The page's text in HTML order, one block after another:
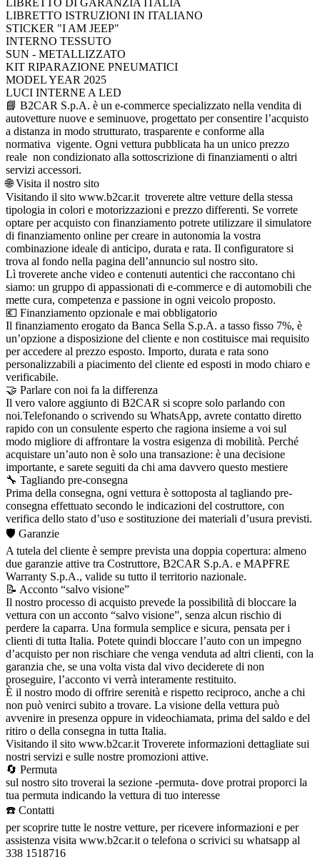
LIBRETTO ISTRUZIONI IN ITALIANO
STICKER "I AM JEEP"
INTERNO TESSUTO
SUN - METALLIZZATO
KIT RIPARAZIONE PNEUMATICI
MODEL YEAR 2025
LUCI INTERNE A LED
📘 B2CAR S.p.A. è un e-commerce specializzato nella vendita di
autovetture nuove e seminuove, progettato per consentire l’acquisto
a distanza in modo strutturato, trasparente e conforme alla
normativa vigente. Ogni vettura pubblicata ha un unico prezzo
reale non condizionato alla sottoscrizione di finanziamenti o altri
servizi accessori.
🌐 Visita il nostro sito
Visitando il sito www.b2car.it troverete altre vetture della stessa
tipologia in colori e motorizzazioni e prezzo differenti. Se vorrete
optare per acquisto con finanziamento potrete utilizzare il simulatore
di finanziamento online per creare in autonomia la vostra
combinazione ideale di anticipo, durata e rata. Il configuratore si
trova al fondo nella pagina dell’annuncio sul nostro sito.
Lì troverete anche video e contenuti autentici che raccontano chi
siamo: un gruppo di appassionati di e-commerce e di automobili che
mette cura, competenza e passione in ogni veicolo proposto.
💶 Finanziamento opzionale e mai obbligatorio
Il finanziamento erogato da Banca Sella S.p.A. a tasso fisso 7%, è
un’opzione a disposizione del cliente e non costituisce mai requisito
per accedere al prezzo esposto. Importo, durata e rata sono
personalizzabili a piacimento del cliente ed esposti in modo chiaro e
verificabile.
🤝 Parlare con noi fa la differenza
Il vero valore aggiunto di B2CAR si scopre solo parlando con
noi.Telefonando o scrivendo su WhatsApp, avrete contatto diretto
rapido con un consulente esperto che ragiona insieme a voi sul
modo migliore di affrontare la vostra esigenza di mobilità. Perché
acquistare un’auto non è solo una transazione: è una decisione
importante, e sarete seguiti da chi ama davvero questo mestiere
🔧 Tagliando pre-consegna
Prima della consegna, ogni vettura è sottoposta al tagliando pre-
consegna effettuato secondo le indicazioni del costruttore, con
verifica dello stato d’uso e sostituzione dei materiali d’usura previsti.
🛡️ Garanzie
A tutela del cliente è sempre prevista una doppia copertura: almeno
due garanzie attive tra Costruttore, B2CAR S.p.A. e MAPFRE
Warranty S.p.A., valide su tutto il territorio nazionale.
📝 Acconto “salvo visione”
Il nostro processo di acquisto prevede la possibilità di bloccare la
vettura con un acconto “salvo visione”, senza alcun rischio di
perdere la caparra. Una formula semplice e sicura, pensata per i
clienti di tutta Italia. Potete quindi bloccare l’auto con un impegno
d’acquisto per non rischiare che venga venduta ad altri clienti, con la
garanzia che, se una volta vista dal vivo deciderete di non
proseguire, l’acconto vi verrà interamente restituito.
È il nostro modo di offrire serenità e rispetto reciproco, anche a chi
non può venirci subito a trovare. La visione della vettura può
avvenire in presenza oppure in videochiamata, prima del saldo e del
ritiro o della consegna in tutta Italia.
Visitando il sito www.b2car.it Troverete informazioni dettagliate sui
nostri servizi e sulle nostre promozioni attive.
🔄 Permuta
sul nostro sito troverai la sezione -permuta- dove protrai proporci la
tua permuta indicando la vettura di tuo interesse
☎️ Contatti
per scoprire tutte le nostre vetture, per ricevere informazioni e per
assistenza visita www.b2car.it o telefona o scrivici su whatsapp al
338 1518716